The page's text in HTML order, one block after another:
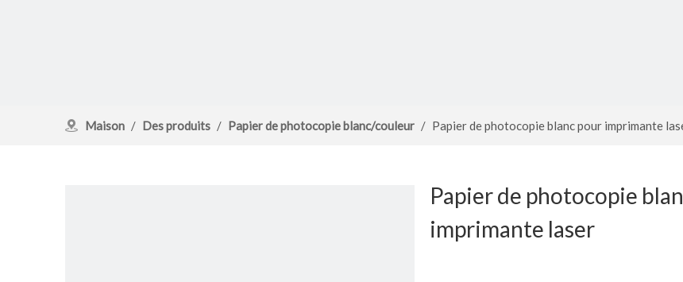
Maison / Des produits / Papier de photocopie blanc/couleur / Papier de photocopie blanc pour imprimante
Papier de photocopie
imprimante laser